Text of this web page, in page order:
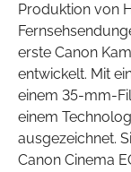
Produktion von
erste Canon
entwickelt. Mit
einem 35-mm-
einem
ausgezeichnet.
Canon Cinema